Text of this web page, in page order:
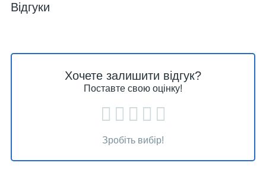
Відгуки
Хочете залишити відгук?
Поставте свою оцінку!
Зробіть вибір!